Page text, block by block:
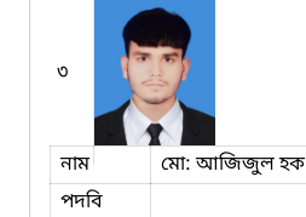
৩
নাম
মো: আজিজুল হক
পদবি